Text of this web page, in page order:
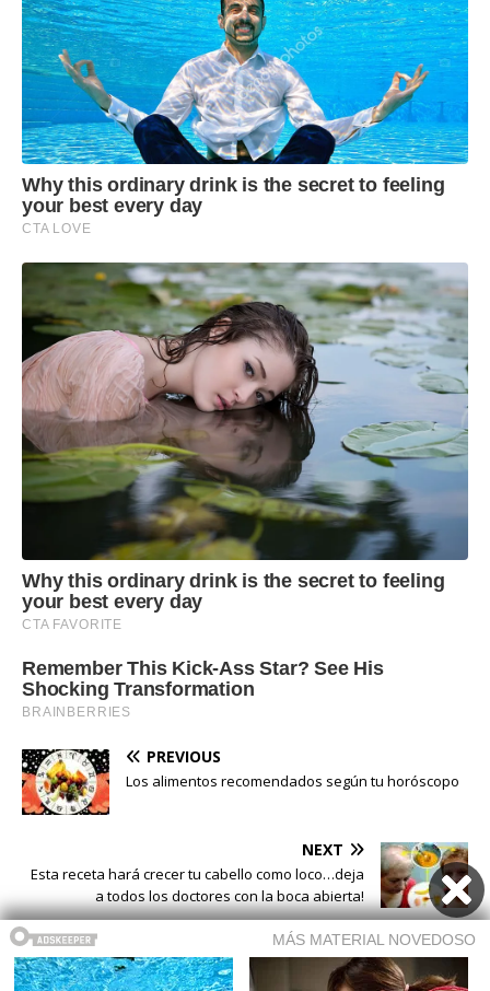
PREVIOUS
Los alimentos recomendados según tu horóscopo
NEXT
Esta receta hará crecer tu cabello como loco…deja
a todos los doctores con la boca abierta!